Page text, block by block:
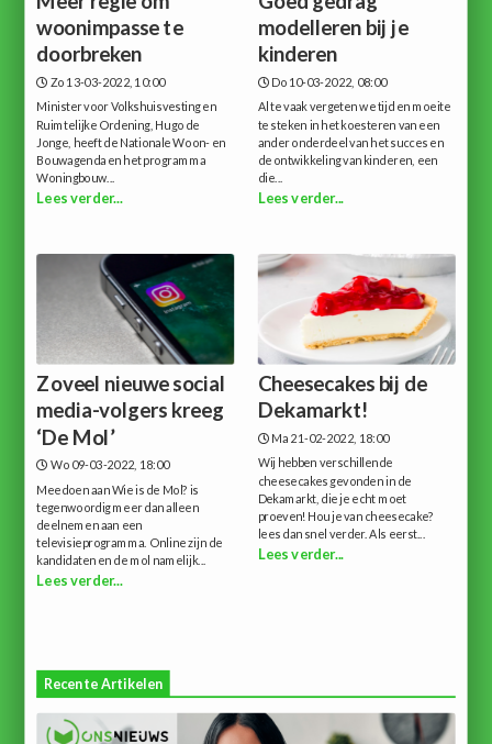
woonimpasse te
doorbreken
Zo 13-03-2022, 10:00
Minister voor Volkshuisvesting en
Ruimtelijke Ordening, Hugo de
Jonge, heeft de Nationale Woon- en
Bouwagenda en het programma
Woningbouw...
Lees verder...
modelleren bij je
kinderen
Do 10-03-2022, 08:00
Al te vaak vergeten we tijd en moeite
te steken in het koesteren van een
ander onderdeel van het succes en
de ontwikkeling van kinderen, een
die...
Lees verder...
Zoveel nieuwe social
media-volgers kreeg
‘De Mol’
Wo 09-03-2022, 18:00
Meedoen aan Wie is de Mol? is
tegenwoordig meer dan alleen
deelnemen aan een
televisieprogramma. Online zijn de
kandidaten en de mol namelijk...
Lees verder...
Cheesecakes bij de
Dekamarkt!
Ma 21-02-2022, 18:00
Wij hebben verschillende
cheesecakes gevonden in de
Dekamarkt, die je echt moet
proeven!Hou je van cheesecake?
lees dan snel verder. Als eerst...
Lees verder...
Recente Artikelen